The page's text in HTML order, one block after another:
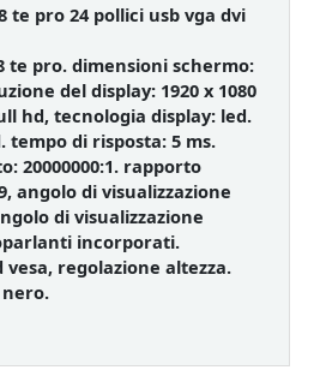
te pro 24 pollici usb vga dvi
te pro. dimensioni schermo:
del display: 1920 x 1080
hd, tecnologia display: led.
tempo di risposta: 5 ms.
20000000:1. rapporto
angolo di visualizzazione
di visualizzazione
incorporati.
regolazione altezza.